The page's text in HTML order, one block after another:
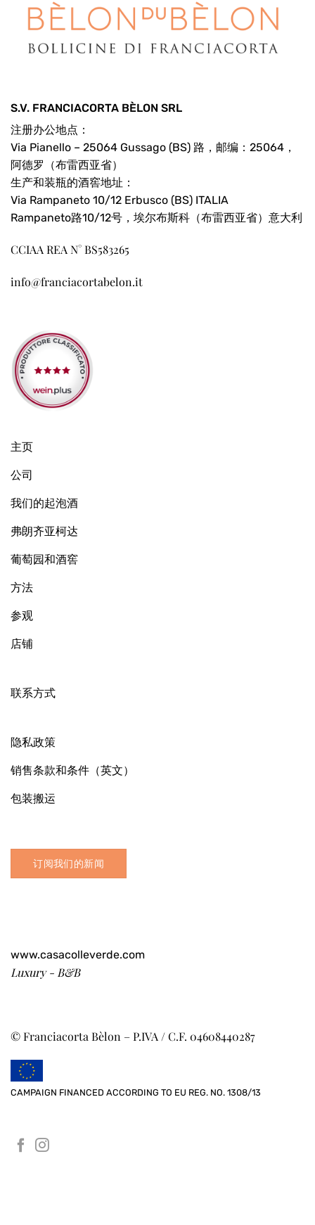
S.V. FRANCIACORTA BÈLON SRL
注册办公地点：
Via Pianello – 25064 Gussago (BS) 路，邮编：25064，
阿德罗（布雷西亚省）
生产和装瓶的酒窖地址：
Via Rampaneto 10/12 Erbusco (BS) ITALIA
Rampaneto路10/12号，埃尔布斯科（布雷西亚省）意大利
CCIAA REA N° BS583265
info@franciacortabelon.it
主页
公司
我们的起泡酒
弗朗齐亚柯达
葡萄园和酒窖
方法
参观
店铺
联系方式
隐私政策
销售条款和条件（英文）
包装搬运
订阅我们的新闻
www.casacolleverde.com
Luxury - B&B
© Franciacorta Bèlon – P.IVA / C.F. 04608440287
CAMPAIGN FINANCED ACCORDING TO EU REG. NO. 1308/13